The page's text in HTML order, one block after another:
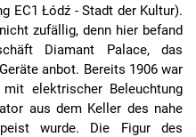
EC1 Łódź - Stadt der Kultur).
zufällig, denn hier befand
Diamant Palace, das
anbot. Bereits 1906 war
elektrischer Beleuchtung
aus dem Keller des nahe
wurde. Die Figur des